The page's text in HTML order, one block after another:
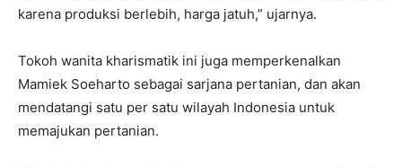
karena produksi berlebih, harga jatuh,” ujarnya.
Tokoh wanita kharismatik ini juga memperkenalkan
Mamiek Soeharto sebagai sarjana pertanian, dan akan
mendatangi satu per satu wilayah Indonesia untuk
memajukan pertanian.